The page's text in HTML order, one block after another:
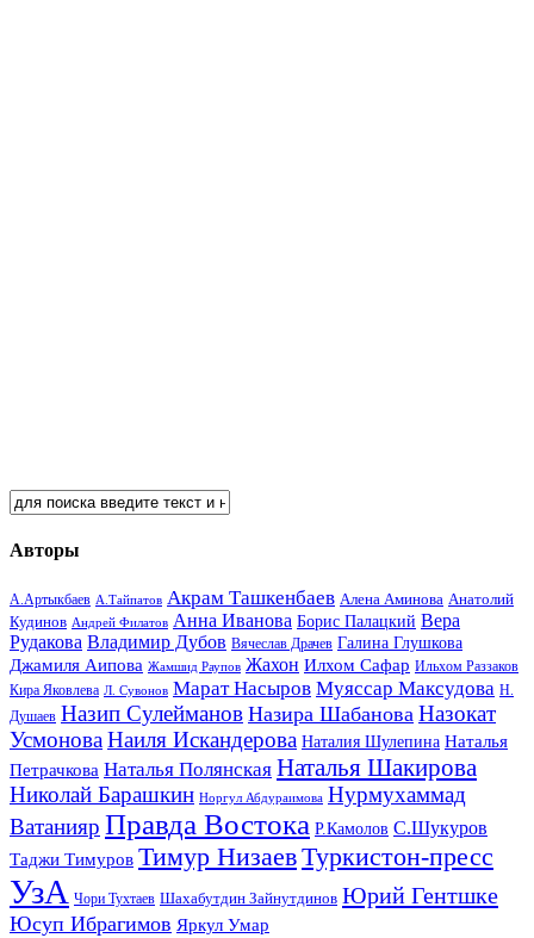
Авторы
А.Артыкбаев А.Тайпатов Акрам Ташкенбаев Алена Аминова Анатолий
Кудинов Андрей Филатов Анна Иванова Борис Палацкий Вера
Рудакова Владимир Дубов Вячеслав Драчев Галина Глушкова
Джамиля Аипова Жамшид Раупов Жахон Илхом Сафар Ильхом Раззаков
Кира Яковлева Л. Сувонов Марат Насыров Муяссар Максудова Н.
Душаев Назип Сулейманов Назира Шабанова Назокат
УсмоноваНаиля Искандерова Наталия Шулепина Наталья
Петрачкова Наталья Полянская Наталья Шакирова
Николай Барашкин Норгул Абдураимова Нурмухаммад
Ватанияр Правда Востока Р.Камолов С.Шукуров
Таджи Тимуров Тимур НизаевТуркистон-пресс
УзА Чори Тухтаев Шахабутдин Зайнутдинов Юрий Гентшке
Юсуп Ибрагимов Яркул Умар